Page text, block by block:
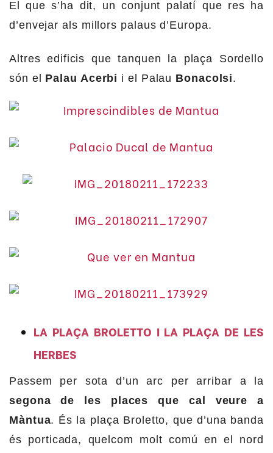
El que s’ha dit, un conjunt palatí que res ha
d’envejar als millors palaus d’Europa.
Altres edificis que tanquen la plaça Sordello
són el Palau Acerbi i el Palau Bonacolsi.
LA PLAÇA BROLETTO I LA PLAÇA DE LES
HERBES
Passem per sota d’un arc per arribar a la
segona de les places que cal veure a
Màntua. És la plaça Broletto, que d’una banda
és porticada, quelcom molt comú en el nord